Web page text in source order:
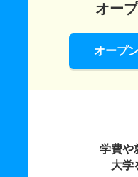
オー
オープ
学費や
大学